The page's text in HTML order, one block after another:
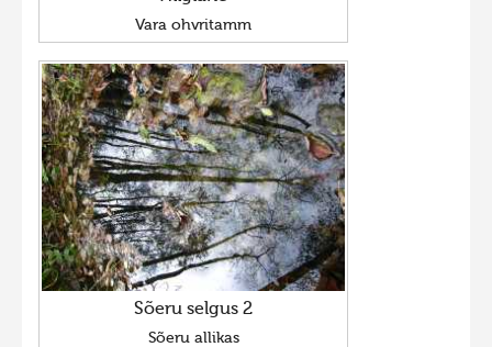
Vara ohvritamm
Sõeru selgus 2
Sõeru allikas